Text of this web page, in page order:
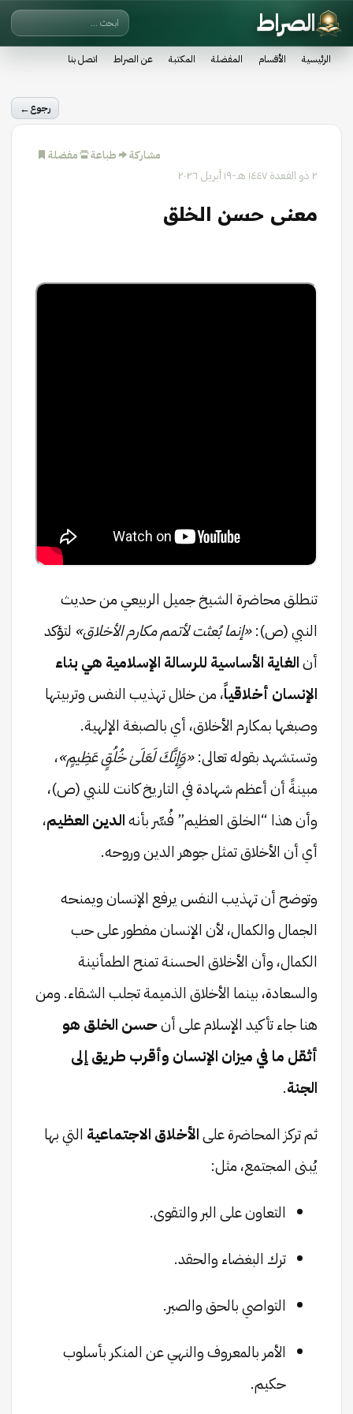
الصراط
الرئيسية الأقسام المفضلة المكتبة عن الصراط اتصل بنا
رجوع←
٢ ذو القعدة ١٤٤٧ هـ -١٩ أبريل ٢٠٢٦
مفضلة طباعة مشاركة
معنى حسن الخلق
تنطلق محاضرة الشيخ جميل الربيعي من حديث
النبي (ص):«إنما بُعثت لأتمم مكارم الأخلاق» لتؤكد
أنالغاية الأساسية للرسالة الإسلامية هي بناء
الإنسان أخلاقياً، من خلال تهذيب النفس وتربيتها
وصبغها بمكارم الأخلاق، أي بالصبغة الإلهية.
وتستشهد بقوله تعالى:«وَإِنَّكَ لَعَلَىٰ خُلُقٍ عَظِيمٍ»،
مبينةً أن أعظم شهادة في التاريخ كانت للنبي (ص)،
وأن هذا “الخلق العظيم” فُسِّر بأنهالدين العظيم،
أي أن الأخلاق تمثل جوهر الدين وروحه.
وتوضح أن تهذيب النفس يرفع الإنسان ويمنحه
الجمال والكمال، لأن الإنسان مفطور على حب
الكمال، وأن الأخلاق الحسنة تمنح الطمأنينة
والسعادة، بينما الأخلاق الذميمة تجلب الشقاء. ومن
هنا جاء تأكيد الإسلام على أنحسن الخلق هو
أثقل ما في ميزان الإنسان وأقرب طريق إلى
الجنة.
ثم تركز المحاضرة علىالأخلاق الاجتماعية التي بها
يُبنى المجتمع، مثل:
التعاون على البر والتقوى.
ترك البغضاء والحقد.
التواصي بالحق والصبر.
الأمر بالمعروف والنهي عن المنكر بأسلوب
حكيم.